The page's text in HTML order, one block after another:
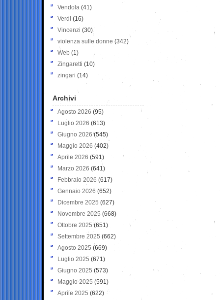
Vendola (41)
Verdi (16)
Vincenzi (30)
violenza sulle donne (342)
Web (1)
Zingaretti (10)
zingari (14)
Archivi
Agosto 2026 (95)
Luglio 2026 (613)
Giugno 2026 (545)
Maggio 2026 (402)
Aprile 2026 (591)
Marzo 2026 (641)
Febbraio 2026 (617)
Gennaio 2026 (652)
Dicembre 2025 (627)
Novembre 2025 (668)
Ottobre 2025 (651)
Settembre 2025 (662)
Agosto 2025 (669)
Luglio 2025 (671)
Giugno 2025 (573)
Maggio 2025 (591)
Aprile 2025 (622)